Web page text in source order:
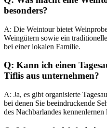
besonders?
A: Die Weintour bietet
Weingütern sowie ein
bei einer lokalen Familie.
Q: Kann ich einen
Tiflis aus unternehmen?
A: Ja, es gibt organisierte
bei denen Sie beeindruckende
des Nachbarlandes kennenlernen